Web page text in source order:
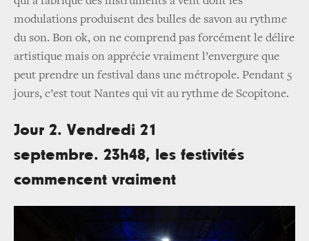
modulations produisent des bulles de savon au rythme
du son. Bon ok, on ne comprend pas forcément le délire
artistique mais on apprécie vraiment l’envergure que
peut prendre un festival dans une métropole. Pendant 5
jours, c’est tout Nantes qui vit au rythme de Scopitone.
Jour 2. Vendredi 21
septembre. 23h48, les festivités
commencent vraiment